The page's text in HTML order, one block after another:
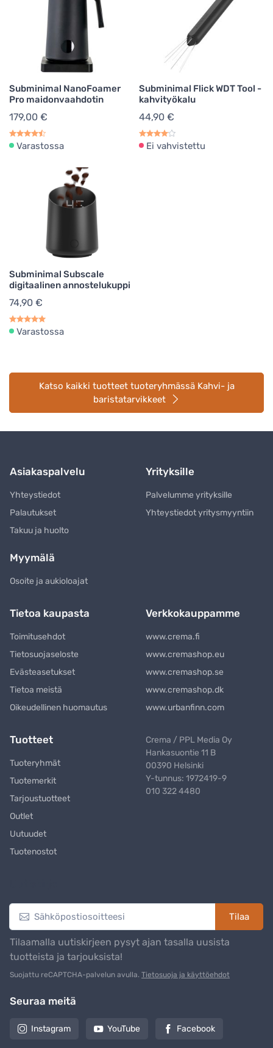
Subminimal NanoFoamer
Pro maidonvaahdotin
179,00 €
Varastossa
Subminimal Flick WDT Tool -
kahvityökalu
44,90 €
Ei vahvistettu
Subminimal Subscale
digitaalinen annostelukuppi
74,90 €
Varastossa
Katso kaikki tuotteet tuoteryhmässä Kahvi- ja
baristatarvikkeet
Asiakaspalvelu
Yhteystiedot
Palautukset
Takuu ja huolto
Yrityksille
Palvelumme yrityksille
Yhteystiedot yritysmyyntiin
Myymälä
Osoite ja aukioloajat
Tietoa kaupasta
Toimitusehdot
Tietosuojaseloste
Evästeasetukset
Tietoa meistä
Oikeudellinen huomautus
Verkkokauppamme
www.crema.fi
www.cremashop.eu
www.cremashop.se
www.cremashop.dk
www.urbanfinn.com
Tuotteet
Tuoteryhmät
Tuotemerkit
Tarjoustuotteet
Outlet
Uutuudet
Tuotenostot
Crema / PPL Media Oy
Hankasuontie 11 B
00390 Helsinki
Y-tunnus: 1972419-9
010 322 4480
Tilaa
Tilaamalla uutiskirjeen pysyt ajan tasalla uusista
tuotteista ja tarjouksista!
Suojattu reCAPTCHA-palvelun avulla. Tietosuoja ja käyttöehdot
Seuraa meitä
Instagram YouTube Facebook